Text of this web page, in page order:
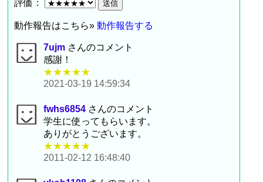
評価：
動作報告はこちら»動作報告する
7ujm さんのコメント
感謝！
★★★★★
2021-03-19 14:59:34
fwhs6854 さんのコメント
学生に使ってもらいます。
ありがとうございます。
★★★★★
2011-02-12 16:48:40